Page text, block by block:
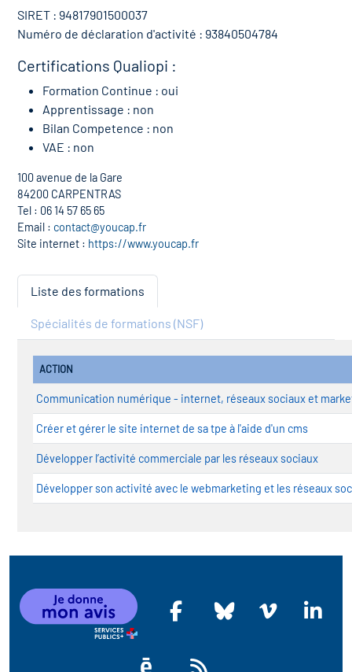
SIRET : 94817901500037
Numéro de déclaration d'activité : 93840504784
Certifications Qualiopi :
Formation Continue : oui
Apprentissage : non
Bilan Competence : non
VAE : non
100 avenue de la Gare
84200 CARPENTRAS
Tel : 06 14 57 65 65
Email : contact@youcap.fr
Site internet : https://www.youcap.fr
Liste des formations
Spécialités de formations (NSF)
ACTION
Communication numérique - internet, réseaux sociaux et
Créer et gérer le site internet de sa tpe à l'aide d'un cms
Développer l’activité commerciale par les réseaux sociaux
Développer son activité avec le webmarketing et les réseaux